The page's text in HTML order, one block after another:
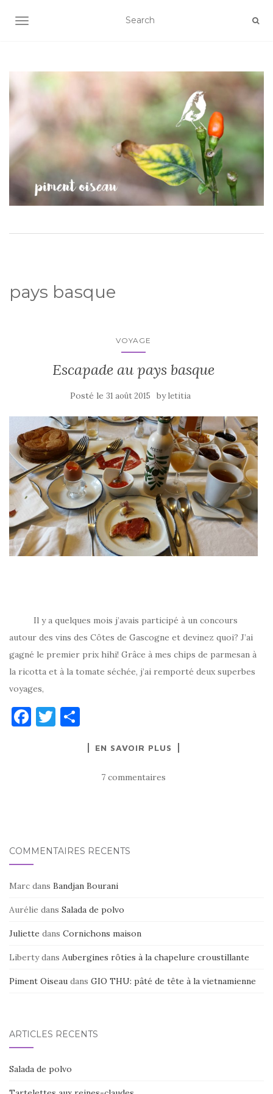
AFFICHER/MASQUER LA NAVIGATION
pays basque
VOYAGE
Escapade au pays basque
Posté le 31 août 2015 byletitia
Il y a quelques mois j’avais participé à un concours
autour des vins des Côtes de Gascogne et devinez quoi? J’ai
gagné le premier prix hihi! Grâce à mes chips de parmesan à
la ricotta et à la tomate séchée, j’ai remporté deux superbes
voyages,
F
k
T
ar
taEN SAVOIR PLUS
7 commentaires
COMMENTAIRES RÉCENTS
Marc dans Bandjan Bourani
Aurélie dans Salada de polvo
Juliette dans Cornichons maison
Libertydans Aubergines rôties à la chapelure croustillante
Piment Oiseau dans GIO THU: pâté de tête à la vietnamienne
ARTICLES RÉCENTS
Salada de polvo